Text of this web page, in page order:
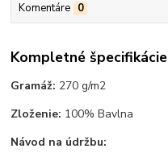
Komentáre 0
Kompletné špecifikácie
Gramáž: 270 g/m2
Zloženie: 100% Bavlna
Návod na údržbu: